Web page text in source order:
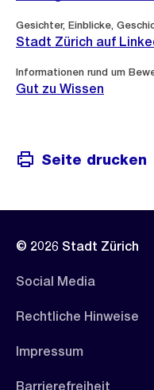
Gesichter, Einblicke,
Externer
Link:
Stadt Zürich auf
Informationen rund um
Gut zu Wissen
Seite drucken
© 2026 Stadt Zürich
Social Media
Rechtliche Hinweise
Impressum
Barrierefreiheit